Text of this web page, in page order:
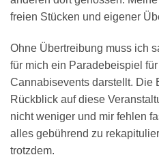
freien Stücken und eigener
Ohne Übertreibung muss ich
für mich ein Paradebeispiel
Cannabisevents darstellt. Die
Rückblick auf diese
nicht weniger und mir fehlen
alles gebührend zu
trotzdem.